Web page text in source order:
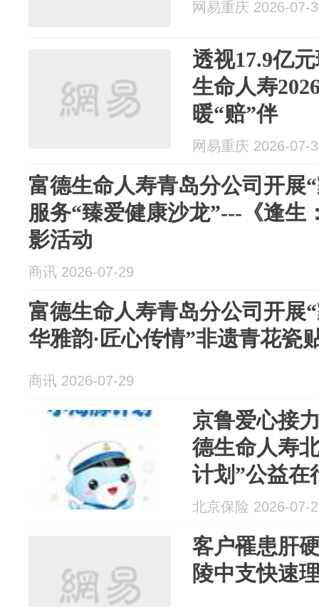
网易重庆 2026-07-
透视17.9亿
生命人寿
暖“赔”伴
网易重庆 2026-07-
富德生命人寿青岛分公司开展
服务“臻爱健康沙龙”---《逢生
影活动
商讯 2026-07-29
富德生命人寿青岛分公司开展
华雅韵·匠心传情”非遗青花瓷
商讯 2026-07-29
京鲁爱心接
德生命人寿
计划”公益在
北京保险 2026-07-
客户罹患肝
陵中支快速